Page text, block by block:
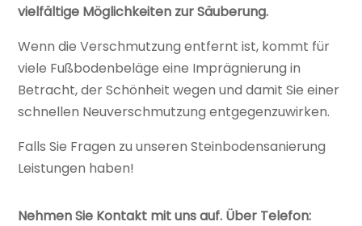
vielfältige Möglichkeiten zur Säuberung.
Wenn die Verschmutzung entfernt ist, kommt für
viele Fußbodenbeläge eine Imprägnierung in
Betracht, der Schönheit wegen und damit Sie einer
schnellen Neuverschmutzung entgegenzuwirken.
Falls Sie Fragen zu unseren Steinbodensanierung
Leistungen haben!
Nehmen Sie Kontakt mit uns auf. Über Telefon: